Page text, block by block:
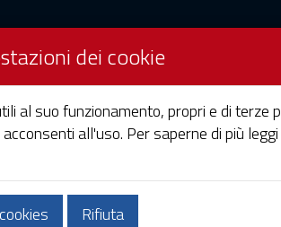
e territorio
dei cookie
al suo funzionamento, propri e di terze
all'uso. Per saperne di più leggi
Rifiuta